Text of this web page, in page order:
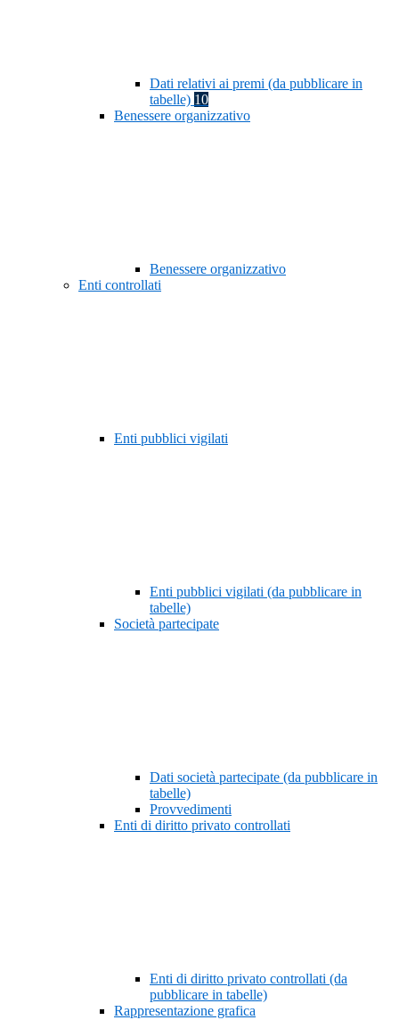
Dati relativi ai premi (da pubblicare in
tabelle) 10
Benessere organizzativo
Benessere organizzativo
Enti controllati
Enti pubblici vigilati
Enti pubblici vigilati (da pubblicare in
tabelle)
Società partecipate
Dati società partecipate (da pubblicare in
tabelle)
Provvedimenti
Enti di diritto privato controllati
Enti di diritto privato controllati (da
pubblicare in tabelle)
Rappresentazione grafica